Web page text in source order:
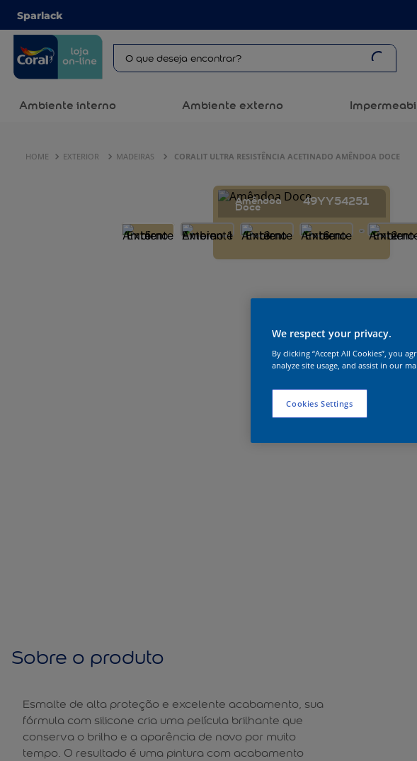
Sparlack
O que deseja encontrar?
Ambiente interno Ambiente externo
EXTERIOR MADEIRAS CORALIT ULTRA RESISTÊNCIA ACETINADO AMÊNDOA DOCE
Amêndoa
Doce 49YY54251
Sobre o produto
Esmalte de alta proteção e excelente acabamento, sua
fórmula com silicone cria uma película brilhante que
conserva o brilho e a aparência de novo por muito
tempo. O resultado é uma pintura com acabamento
We respect your privacy.
By clicking “Accept All Cookies”, you
analyze site usage, and assist in our
Cookies Settings